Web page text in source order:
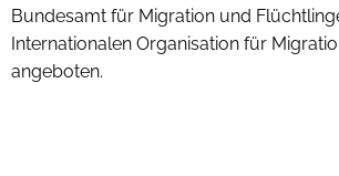
Bundesamt für Migration und
Internationalen Organisation für
angeboten.